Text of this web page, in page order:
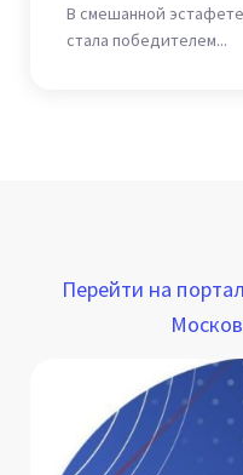
В смешанной
стала победителем...
Перейти на